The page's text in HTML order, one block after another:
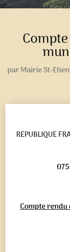
parMairie St-
REPUBLIQUE
Compte rendu